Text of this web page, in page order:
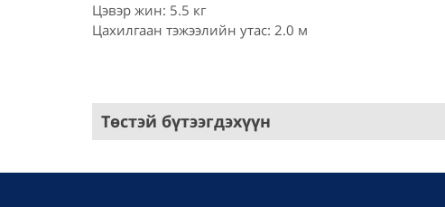
Цэвэр жин: 5.5 кг
Цахилгаан тэжээлийн утас: 2.0 м
Төстэй бүтээгдэхүүн